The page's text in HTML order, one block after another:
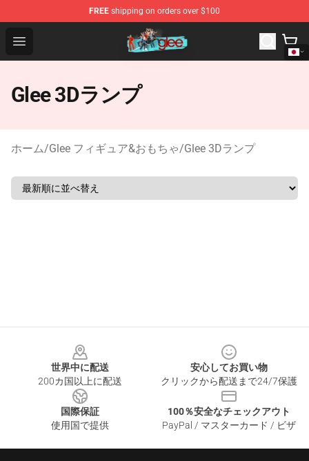
FREE shipping on orders over $100
Open menu
Glee Store - Official Glee Merchandise Shop
Glee 3Dランプ
ホーム/Glee フィギュア&おもちゃ/Glee 3Dランプ
世界中に配送
200カ国以上に配送
安心してお買い物
クリックから配送まで24/7保護
国際保証
使用国で提供
100％安全なチェックアウト
PayPal / マスターカード / ビザ